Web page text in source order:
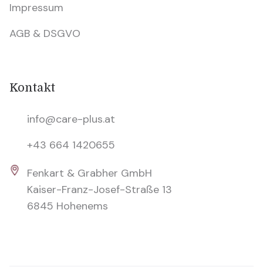
Impressum
AGB & DSGVO
Kontakt
info@care-plus.at
+43 664 1420655
Fenkart & Grabher GmbH
Kaiser-Franz-Josef-Straße 13
6845 Hohenems